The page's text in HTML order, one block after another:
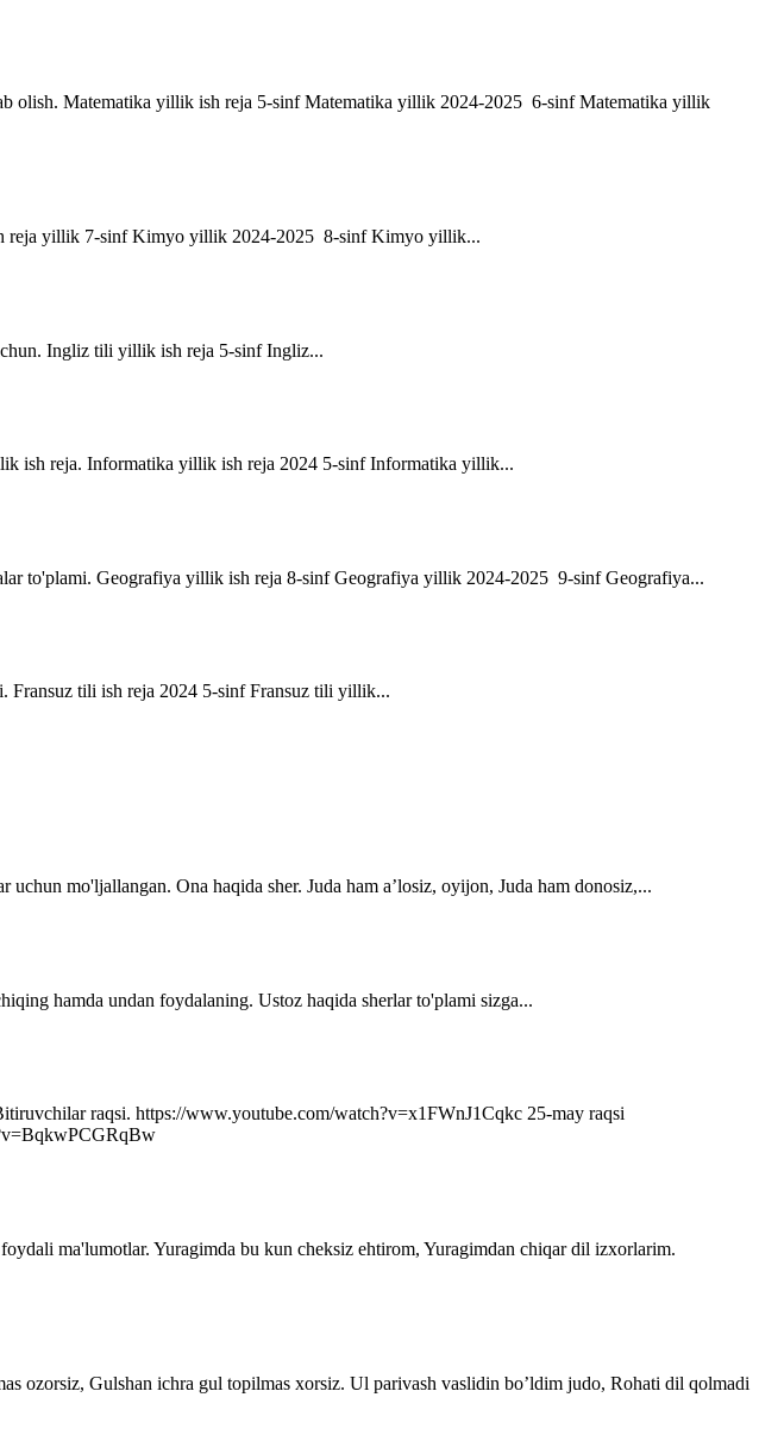
olish. Matematika yillik ish reja 5-sinf Matematika yillik 2024-2025 6-sinf Matematika yillik
reja yillik 7-sinf Kimyo yillik 2024-2025 8-sinf Kimyo yillik...
Ingliz tili yillik ish reja 5-sinf Ingliz...
ish reja. Informatika yillik ish reja 2024 5-sinf Informatika yillik...
to'plami. Geografiya yillik ish reja 8-sinf Geografiya yillik 2024-2025 9-sinf Geografiya...
Fransuz tili ish reja 2024 5-sinf Fransuz tili yillik...
mo'ljallangan. Ona haqida sher. Juda ham a’losiz, oyijon, Juda ham donosiz,...
hamda undan foydalaning. Ustoz haqida sherlar to'plami sizga...
raqsi. https://www.youtube.com/watch?v=x1FWnJ1Cqkc 25-may raqsi
ma'lumotlar. Yuragimda bu kun cheksiz ehtirom, Yuragimdan chiqar dil izxorlarim.
ozorsiz, Gulshan ichra gul topilmas xorsiz. Ul parivash vaslidin bo’ldim judo, Rohati dil qolmadi